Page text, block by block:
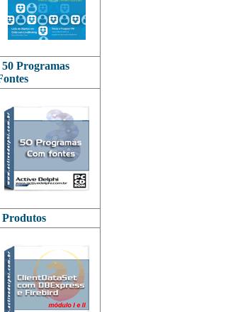
50 Programas
Produtos